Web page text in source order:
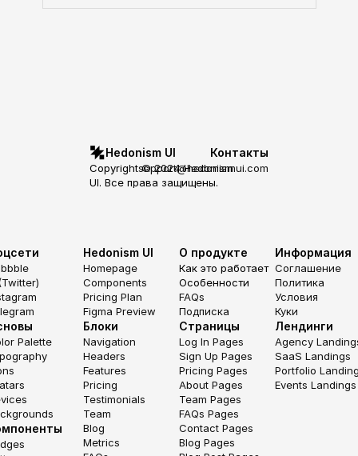
Hedonism UI
Copyright © 2024 Hedonism
UI. Все права защищены.
Palette
Hedonism UI
Homepage
Components
Pricing Plan
Figma Preview
Блоки
Navigation
Headers
Features
Pricing
Testimonials
Team
Blog
Metrics
О продукте
Как это работает
Особенности
FAQs
Подписка
Страницы
Log In Pages
Sign Up Pages
Pricing Pages
About Pages
Team Pages
FAQs Pages
Contact Pages
Blog Pages
Информация
Соглашение
Политика
Условия
Куки
Лендинги
Agency
SaaS Landings
Portfolio
Events Landings
Контакты
support@hedonismui.com